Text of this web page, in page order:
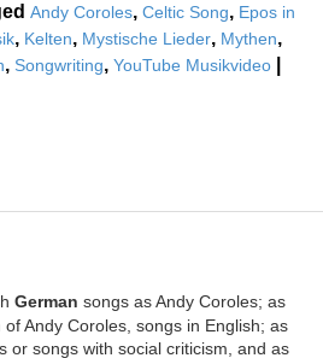
Andy Coroles, Celtic Song, Epos in
, Kelten, Mystische Lieder, Mythen,
, Songwriting, YouTube Musikvideo
German songs as Andy Coroles; as
Andy Coroles, songs in English; as
or songs with social criticism, and as